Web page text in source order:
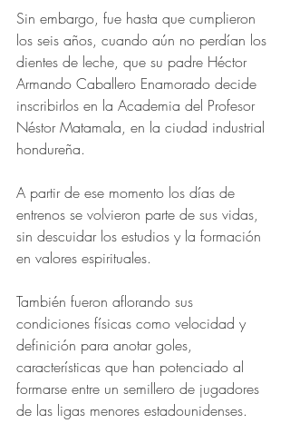
Sin embargo, fue hasta que cumplieron
los seis años, cuando aún no perdían los
dientes de leche, que su padre Héctor
Armando Caballero Enamorado decide
inscribirlos en la Academia del Profesor
Néstor Matamala, en la ciudad industrial
hondureña.
A partir de ese momento los días de
entrenos se volvieron parte de sus vidas,
sin descuidar los estudios y la formación
en valores espirituales.
También fueron aflorando sus
condiciones físicas como velocidad y
definición para anotar goles,
características que han potenciado al
formarse entre un semillero de jugadores
de las ligas menores estadounidenses.